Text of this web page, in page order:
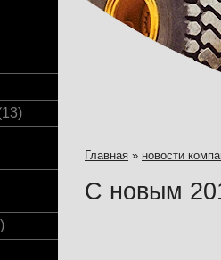
13
Главная » новости
С новым